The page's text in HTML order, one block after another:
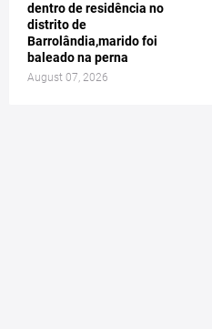
dentro de residência no
distrito de
Barrolândia,marido foi
baleado na perna
August 07, 2026